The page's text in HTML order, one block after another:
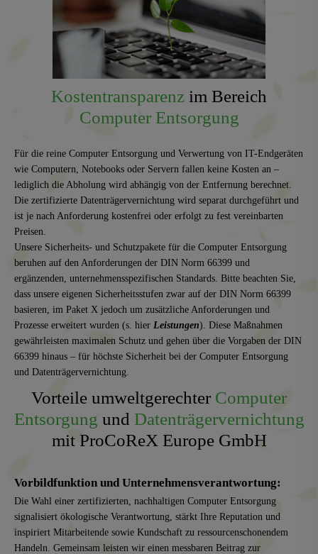
Kostentransparenz im Bereich
Computer Entsorgung
Für die reine Computer Entsorgung und Verwertung von IT-Endgeräten
wie Computern, Notebooks oder Servern fallen keine Kosten an –
lediglich die Abholung wird abhängig von der Entfernung berechnet.
Die zertifizierte Datenträgervernichtung wird separat durchgeführt und
ist je nach Anforderung kostenfrei oder erfolgt zu fest vereinbarten
Preisen.
Unsere Sicherheits- und Schutzpakete für die Computer Entsorgung
beruhen auf den Anforderungen der DIN Norm 66399 und
ergänzenden, unternehmensspezifischen Standards. Bitte beachten Sie,
dass unsere eigenen Sicherheitsstufen zwar auf der DIN Norm 66399
basieren, im Paket X jedoch um zusätzliche Anforderungen und
Prozesse erweitert wurden (s. hier Leistungen). Diese Maßnahmen
gewährleisten maximalen Schutz und gehen über die Vorgaben der DIN
66399 hinaus – für höchste Sicherheit bei der Computer Entsorgung
und Datenträgervernichtung.
Vorteile umweltgerechter Computer
Entsorgung und Datenträgervernichtung
mit ProCoReX Europe GmbH
Vorbildfunktion und Unternehmensverantwortung:
Die Wahl einer zertifizierten, nachhaltigen Computer Entsorgung
signalisiert ökologische Verantwortung, stärkt Ihre Reputation und
inspiriert Mitarbeitende sowie Kundschaft zu ressourcenschonendem
Handeln. Gemeinsam leisten wir einen messbaren Beitrag zur